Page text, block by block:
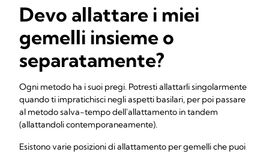
Devo allattare i miei
gemelli insieme o
separatamente?
Ogni metodo ha i suoi pregi. Potresti allattarli singolarmente
quando ti impratichisci negli aspetti basilari, per poi passare
al metodo salva-tempo dell'allattamento in tandem
(allattandoli contemporaneamente).
Esistono varie posizioni di allattamento per gemelli che puoi